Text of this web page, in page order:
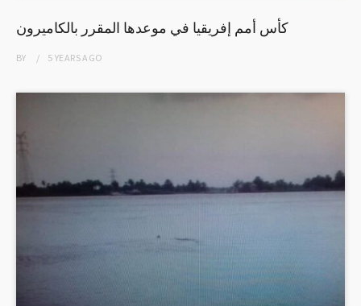
كأس أمم إفريقيا في موعدها المقرر بالكاميرون
BY 5 YEARSAGO